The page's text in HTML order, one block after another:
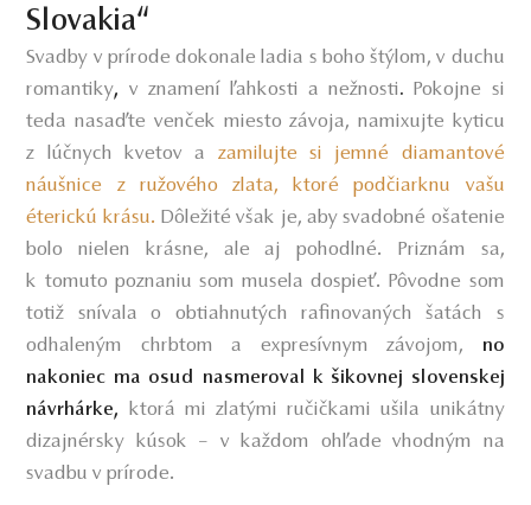
Slovakia“
Svadby v prírode dokonale ladia s boho štýlom, v duchu
romantiky, v znamení ľahkosti a nežnosti. Pokojne si
teda nasaďte venček miesto závoja, namixujte kyticu
z lúčnych kvetov a
zamilujte si jemné diamantové
náušnice z ružového zlata, ktoré podčiarknu vašu
éterickú krásu. Dôležité však je, aby svadobné ošatenie
bolo nielen krásne, ale aj pohodlné. Priznám sa,
k tomuto poznaniu som musela dospieť. Pôvodne som
totiž snívala o obtiahnutých rafinovaných šatách s
odhaleným chrbtom a expresívnym závojom,
no
nakoniec ma osud nasmeroval k šikovnej slovenskej
návrhárke,
ktorá mi zlatými ručičkami ušila unikátny
dizajnérsky kúsok – v každom ohľade vhodným na
svadbu v prírode.